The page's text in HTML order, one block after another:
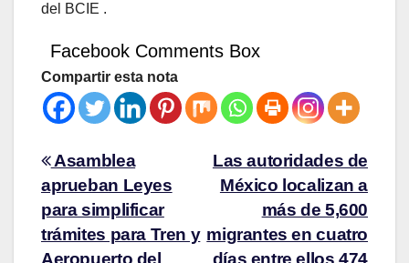
del BCIE .
Facebook Comments Box
Compartir esta nota
Las autoridades de
México localizan a
más de 5,600
migrantes en cuatro
días entre ellos 474
Asamblea
aprueban Leyes
para simplificar
trámites para Tren y
Aeropuerto del